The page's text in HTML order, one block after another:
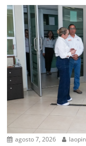
agosto 7, 2026